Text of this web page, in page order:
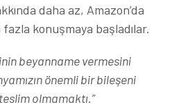
daha az, Amazon’da
fazla konuşmaya başladılar.
beyanname vermesini
önemli bir bileşeni
olmamaktı.”